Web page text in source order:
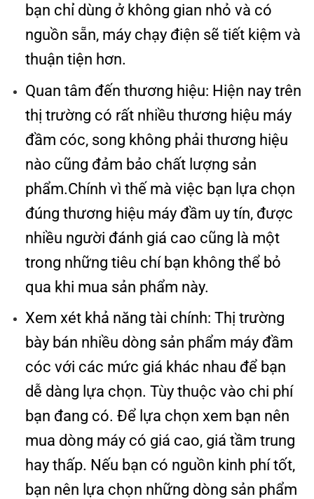
bạn chỉ dùng ở không gian nhỏ và có
nguồn sẵn, máy chạy điện sẽ tiết kiệm và
thuận tiện hơn.
Quan tâm đến thương hiệu: Hiện nay trên
thị trường có rất nhiều thương hiệu máy
đầm cóc, song không phải thương hiệu
nào cũng đảm bảo chất lượng sản
phẩm.Chính vì thế mà việc bạn lựa chọn
đúng thương hiệu máy đầm uy tín, được
nhiều người đánh giá cao cũng là một
trong những tiêu chí bạn không thể bỏ
qua khi mua sản phẩm này.
Xem xét khả năng tài chính: Thị trường
bày bán nhiều dòng sản phẩm máy đầm
cóc với các mức giá khác nhau để bạn
dễ dàng lựa chọn. Tùy thuộc vào chi phí
bạn đang có. Để lựa chọn xem bạn nên
mua dòng máy có giá cao, giá tầm trung
hay thấp. Nếu bạn có nguồn kinh phí tốt,
bạn nên lựa chọn những dòng sản phẩm